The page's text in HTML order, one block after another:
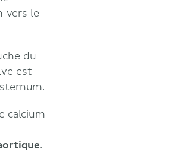
vers le
du
est
calcium
.